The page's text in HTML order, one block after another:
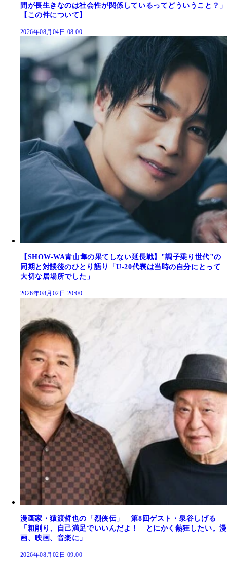
間が長生きなのは社会性が関係しているってどういうこと？」
【この件について】
2026年08月04日 08:00
【SHOW-WA青山隼の果てしない延長戦】"調子乗り世代"の
同期と対談後のひとり語り「U-20代表は当時の自分にとって
大切な居場所でした」
2026年08月02日 20:00
漫画家・猿渡哲也の「烈侠伝」 第8回ゲスト・泉谷しげる
「粗削り、自己満足でいいんだよ！ とにかく熱狂したい。漫
画、映画、音楽に」
2026年08月02日 09:00